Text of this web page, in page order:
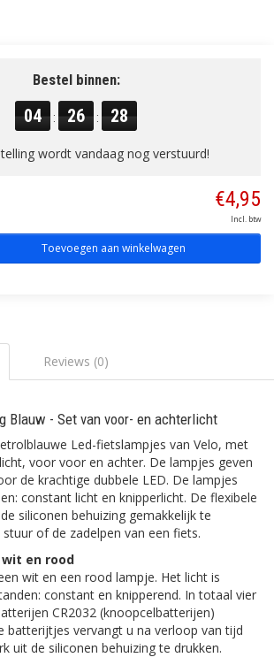
Bestel binnen:
04 : 26 : 28
wordt vandaag nog verstuurd!
€4,95
Incl. btw
Toevoegen aan winkelwagen
Reviews (0)
Blauw - Set van voor- en achterlicht
Led-fietslampjes van Velo, met
voor voor en achter. De lampjes geven
de krachtige dubbele LED. De lampjes
constant licht en knipperlicht. De flexibele
siliconen behuizing gemakkelijk te
of de zadelpen van een fiets.
en rood
wit en een rood lampje. Het licht is
constant en knipperend. In totaal vier
CR2032 (knoopcelbatterijen)
batterijtjes vervangt u na verloop van tijd
uit de siliconen behuizing te drukken.